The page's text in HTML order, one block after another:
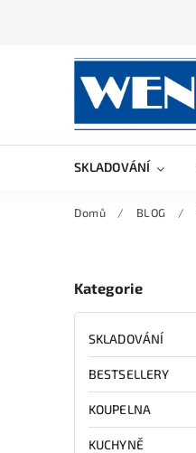
SKLADOVÁNÍ
Domů / BLOG /
Kategorie
SKLADOVÁNÍ
BESTSELLERY
KOUPELNA
KUCHYNĚ